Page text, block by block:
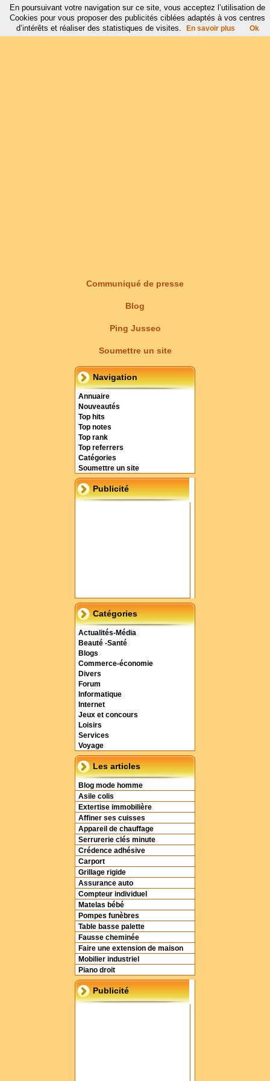
Communiqué de presse
Blog
Ping Jusseo
Soumettre un site
Navigation
Annuaire
Nouveautés
Top hits
Top notes
Top rank
Top referrers
Catégories
Soumettre un site
Publicité
Catégories
Actualités-Média
Beauté -Santé
Blogs
Commerce-économie
Divers
Forum
Informatique
Internet
Jeux et concours
Loisirs
Services
Voyage
Les articles
Blog mode homme
Asile colis
Extertise immobilière
Affiner ses cuisses
Appareil de chauffage
Serrurerie clés minute
Crédence adhésive
Carport
Grillage rigide
Assurance auto
Compteur individuel
Matelas bébé
Pompes funèbres
Table basse palette
Fausse cheminée
Faire une extension de maison
Mobilier industriel
Piano droit
Publicité
En poursuivant votre navigation sur ce site, vous acceptez l’utilisation de
Cookies pour vous proposer des publicités ciblées adaptés à vos centres
d’intérêts et réaliser des statistiques de visites.
En savoir plus Ok